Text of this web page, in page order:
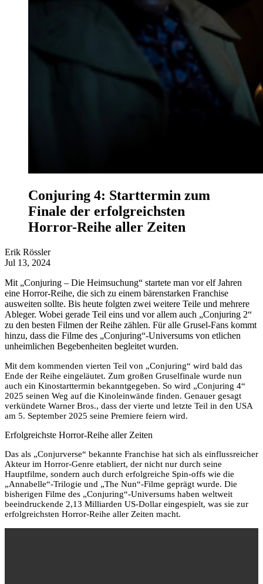
Conjuring 4: Starttermin zum
Finale der erfolgreichsten
Horror-Reihe aller Zeiten
Erik Rössler
Jul 13, 2024
Mit „Conjuring – Die Heimsuchung“ startete man vor elf Jahren
eine Horror-Reihe, die sich zu einem bärenstarken Franchise
ausweiten sollte. Bis heute folgten zwei weitere Teile und mehrere
Ableger. Wobei gerade Teil eins und vor allem auch „Conjuring 2“
zu den besten Filmen der Reihe zählen. Für alle Grusel-Fans kommt
hinzu, dass die Filme des „Conjuring“-Universums von etlichen
unheimlichen Begebenheiten begleitet wurden.
Mit dem kommenden vierten Teil von „Conjuring“ wird bald das
Ende der Reihe eingeläutet. Zum großen Gruselfinale wurde nun
auch ein Kinostarttermin bekanntgegeben. So wird „Conjuring 4“
2025 seinen Weg auf die Kinoleinwände finden. Genauer gesagt
verkündete Warner Bros., dass der vierte und letzte Teil in den USA
am 5. September 2025 seine Premiere feiern wird.
Erfolgreichste Horror-Reihe aller Zeiten
Das als „Conjurverse“ bekannte Franchise hat sich als einflussreicher
Akteur im Horror-Genre etabliert, der nicht nur durch seine
Hauptfilme, sondern auch durch erfolgreiche Spin-offs wie die
„Annabelle“-Trilogie und „The Nun“-Filme geprägt wurde. Die
bisherigen Filme des „Conjuring“-Universums haben weltweit
beeindruckende 2,13 Milliarden US-Dollar eingespielt, was sie zur
erfolgreichsten Horror-Reihe aller Zeiten macht.